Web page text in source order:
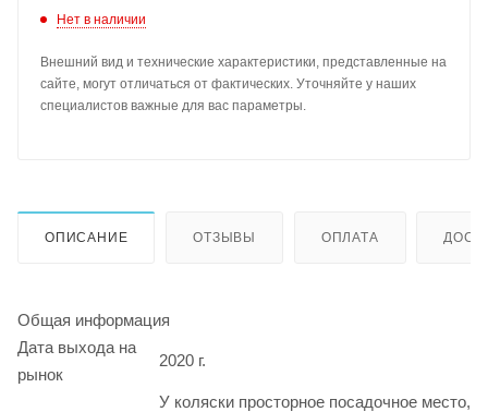
Нет в наличии
Внешний вид и технические характеристики, представленные на
сайте, могут отличаться от фактических. Уточняйте у наших
специалистов важные для вас параметры.
ОПИСАНИЕ ОТЗЫВЫ ОПЛАТА
Общая информация
Дата выхода на
рынок
2020 г.
У коляски просторное посадочное место,